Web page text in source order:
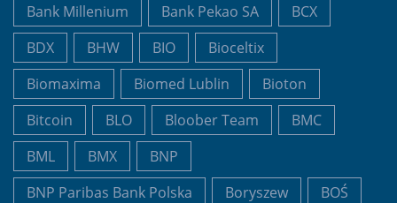
Bank Millenium
Bank Pekao SA
BCX
BDX
BHW BIO
Bioceltix
Biomaxima
Biomed Lublin
Bioton
Bitcoin
BLO Bloober Team
BMC
BML
BMX
BNP
BNP Paribas Bank Polska
Boryszew
BOŚ